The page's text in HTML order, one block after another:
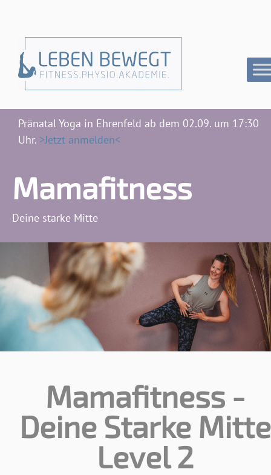
Pränatal Yoga in Ehrenfeld ab dem 02.09. um 17:30
Uhr. >Jetzt anmelden<
Mamafitness
Deine starke Mitte
Mamafitness -
Deine Starke Mitte
Level 2